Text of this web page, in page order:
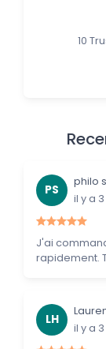
10
PS
philo
il y a
J'ai
rapidement.
LH
il y a